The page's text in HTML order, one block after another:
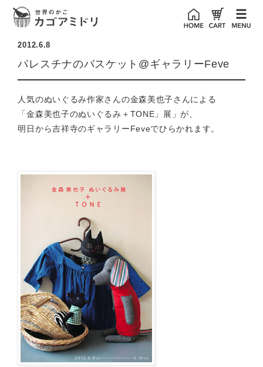
2012.6.8
パレスチナのバスケット@ギャラリーFeve
人気のぬいぐるみ作家さんの金森美也子さんによる
「金森美也子のぬいぐるみ＋ TONE 」展」が、
明日から吉祥寺のギャラリーFeveでひらかれます。